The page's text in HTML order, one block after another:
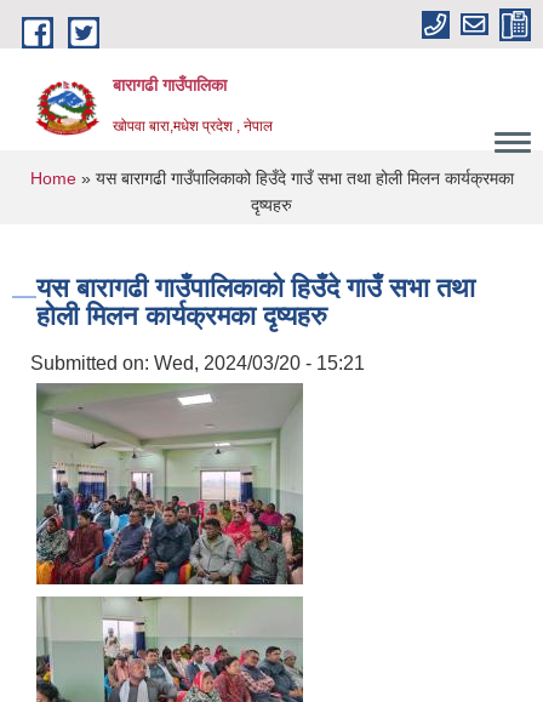
Skip to main content
बारागढी गाउँपालिका
खोपवा बारा,मधेश प्रदेश , नेपाल
You are here
Home» यस बारागढी गाउँपालिकाको हिउँदे गाउँ सभा तथा होली मिलन कार्यक्रमका
दृष्यहरु
यस बारागढी गाउँपालिकाको हिउँदे गाउँ सभा तथा
होली मिलन कार्यक्रमका दृष्यहरु
Submitted on: Wed, 2024/03/20 - 15:21